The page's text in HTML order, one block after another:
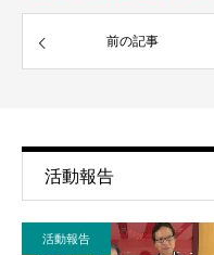
前の記事
活動報告
活動報告